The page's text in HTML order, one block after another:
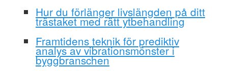
Hur du förlänger livslängden på ditt
trästaket med rätt ytbehandling
Framtidens teknik för prediktiv
analys av vibrationsmönster i
byggbranschen